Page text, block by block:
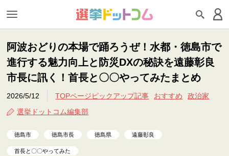
阿波おどりの本場で踊ろうぜ！水都・徳島市で
進行する魅力向上と防災DXの秘訣を遠藤彰良
市長に訊く！首長と〇〇やってみたまとめ
2026/5/12 TOPページピックアップ記事 おすすめ
政治家
選挙ドットコム編集部
徳島市 徳島市長 徳島県 遠藤彰良
首長と〇〇やってみた